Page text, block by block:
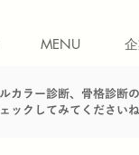
MENU
カラー診断、骨格診断
ックしてみてくださいね